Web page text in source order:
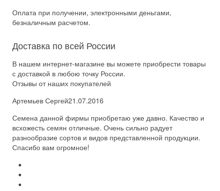
Оплата при получении, электронными деньгами,
безналичным расчетом.
Доставка по всей России
В нашем интернет-магазине вы можете приобрести товары
с доставкой в любою точку России.
Отзывы от наших покупателей
Артемьев Сергей21.07.2016
Семена данной фирмы приобретаю уже давно. Качество и
всхожесть семян отличные. Очень сильно радует
разнообразие сортов и видов представленной продукции.
Спасибо вам огромное!